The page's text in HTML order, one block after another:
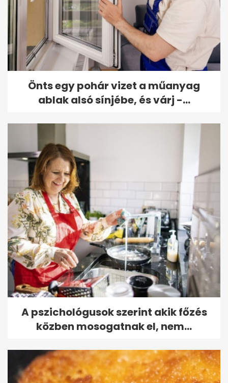
Önts egy pohár vizet a műanyag
ablak alsó sínjébe, és várj -...
A pszichológusok szerint akik főzés
közben mosogatnak el, nem...